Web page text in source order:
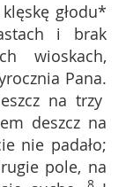
głodu*
i brak
wioskach,
Pana.
na trzy
deszcz na
nie padało;
pole, na